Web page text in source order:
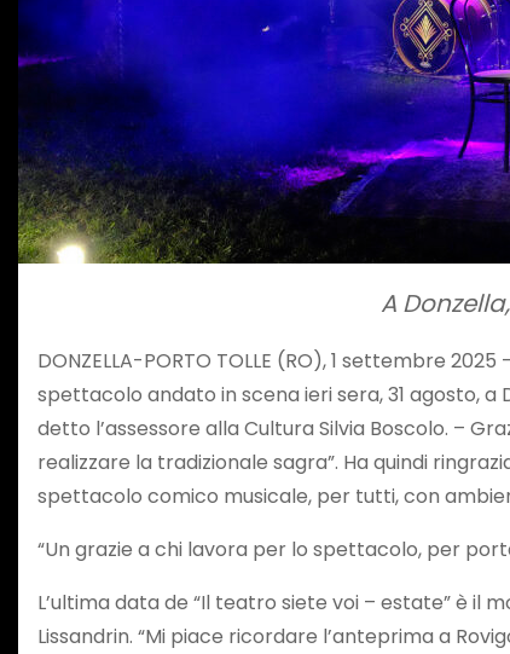
A
DONZELLA-PORTO TOLLE (RO), 1 settembre
spettacolo andato in scena ieri sera, 31 agosto,
detto l’assessore alla Cultura Silvia Boscolo. –
realizzare la tradizionale sagra”. Ha quindi
spettacolo comico musicale, per tutti, con
“Un grazie a chi lavora per lo spettacolo, per
L’ultima data de “Il teatro siete voi – estate” è il
Lissandrin. “Mi piace ricordare l’anteprima a